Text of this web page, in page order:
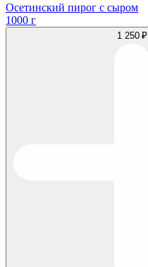
Осетинский пирог с сыром
1000 г
1 250 ₽